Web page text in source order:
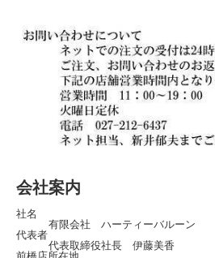
会社案内
社名
有限会社 ハーティーバルーン
代表者
代表取締役社長 伊藤美香